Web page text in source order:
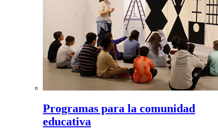
Programas para la comunidad
educativa